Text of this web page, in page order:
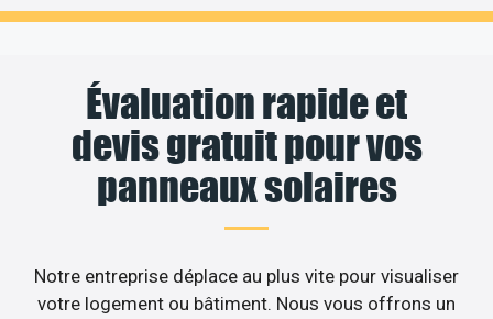
Évaluation rapide et
devis gratuit pour vos
panneaux solaires
Notre entreprise déplace au plus vite pour visualiser
votre logement ou bâtiment. Nous vous offrons un